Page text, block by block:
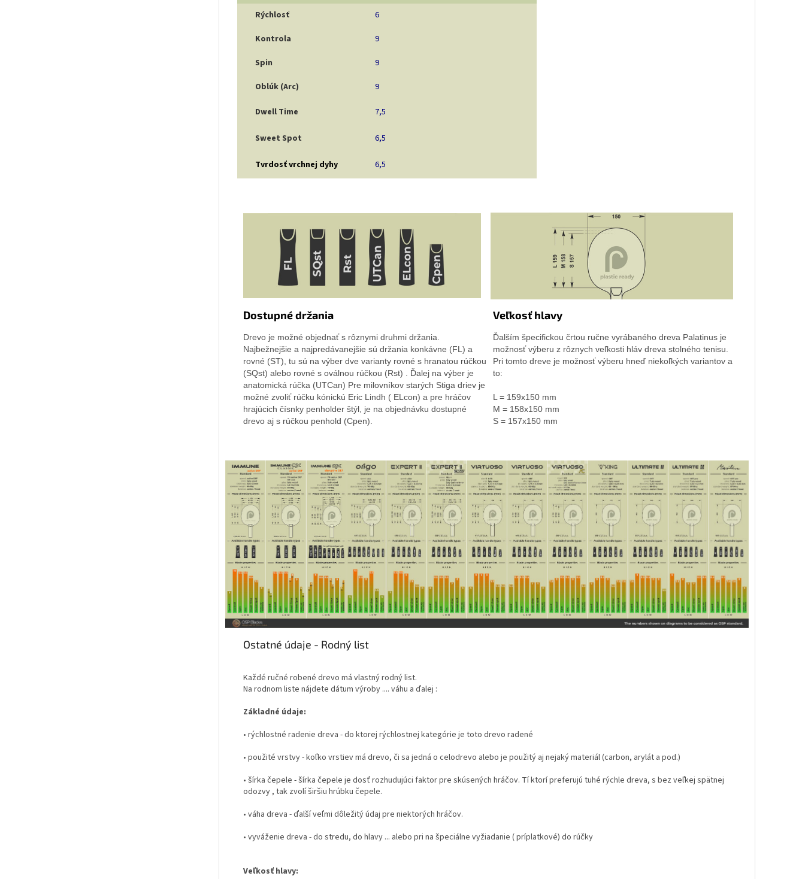
Rýchlosť
6
Kontrola
9
Spin
9
Oblúk (Arc)
9
Dwell Time 7,5
Sweet Spot 6,5
Tvrdosť vrchnej dyhy 6,5
Dostupné držania
Drevo je možné objednať s rôznymi druhmi držania.
Najbežnejšie a najpredávanejšie sú držania konkávne (FL) a
rovné (ST), tu sú na výber dve varianty rovné s hranatou rúčkou
(SQst) alebo rovné s oválnou rúčkou (Rst) . Ďalej na výber je
anatomická rúčka (UTCan) Pre milovníkov starých Stiga driev je
možné zvoliť rúčku kónickú Eric Lindh ( ELcon) a pre hráčov
hrajúcich čísnky penholder štýl, je na objednávku dostupné
drevo aj s rúčkou penhold (Cpen).
Veľkosť hlavy
Ďalším špecifickou črtou ručne vyrábaného dreva Palatinus je
možnosť výberu z rôznych veľkosti hláv dreva stolného tenisu.
Pri tomto dreve je možnosť výberu hneď niekoľkých variantov a
to:
L = 159x150 mm
M = 158x150 mm
S = 157x150 mm
Ostatné údaje - Rodný list
Každé ručné robené drevo má vlastný rodný list.
Na rodnom liste nájdete dátum výroby .... váhu a ďalej :
Základné údaje:
• rýchlostné radenie dreva - do ktorej rýchlostnej kategórie je toto drevo radené
• použité vrstvy - koľko vrstiev má drevo, či sa jedná o celodrevo alebo je použitý aj nejaký materiál (carbon, arylát a pod.)
• šírka čepele - šírka čepele je dosť rozhudujúci faktor pre skúsených hráčov. Tí ktorí preferujú tuhé rýchle dreva, s bez veľkej spätnej
odozvy , tak zvolí širšiu hrúbku čepele.
• váha dreva - ďalší veľmi dôležitý údaj pre niektorých hráčov.
• vyváženie dreva - do stredu, do hlavy ... alebo pri na špeciálne vyžiadanie ( príplatkové) do rúčky
Veľkosť hlavy: